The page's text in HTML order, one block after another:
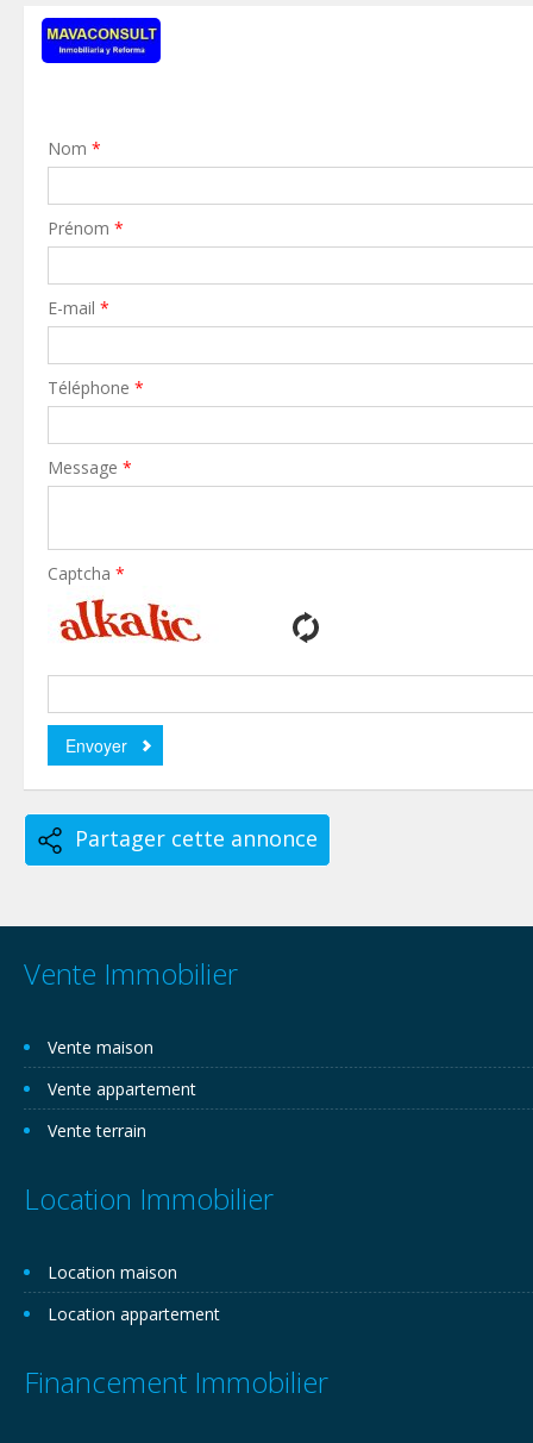
Nom *
Prénom *
E-mail *
Téléphone *
Message *
Captcha *
Partager cette annonce
Vente Immobilier
Vente maison
Vente appartement
Vente terrain
Location Immobilier
Location maison
Location appartement
Financement Immobilier